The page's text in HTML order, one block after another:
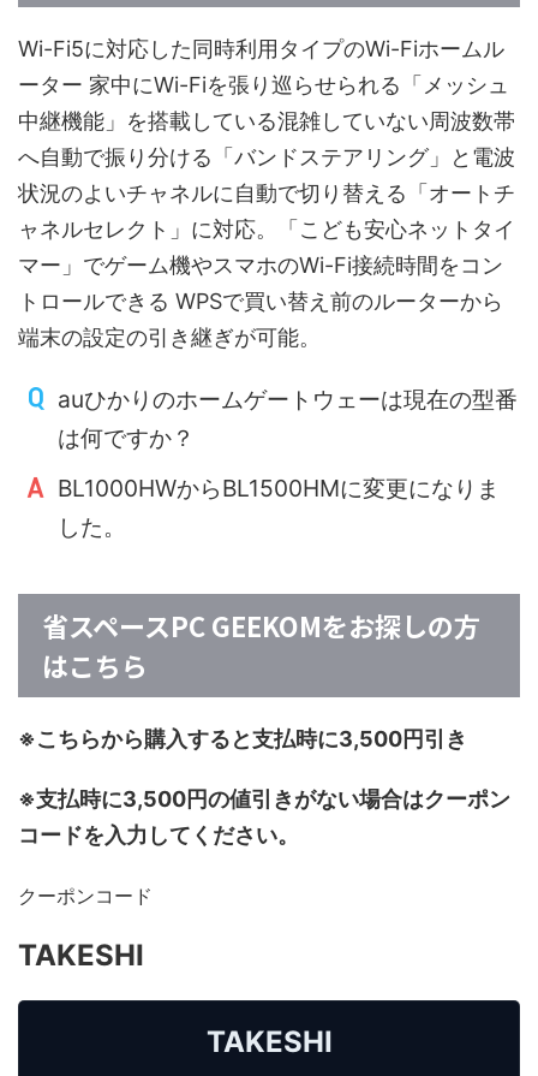
Wi-Fi5に対応した同時利用タイプのWi-Fiホームル
ーター 家中にWi-Fiを張り巡らせられる「メッシュ
中継機能」を搭載している混雑していない周波数帯
へ自動で振り分ける「バンドステアリング」と電波
状況のよいチャネルに自動で切り替える「オートチ
ャネルセレクト」に対応。「こども安心ネットタイ
マー」でゲーム機やスマホのWi-Fi接続時間をコン
トロールできる WPSで買い替え前のルーターから
端末の設定の引き継ぎが可能。
auひかりのホームゲートウェーは現在の型番
は何ですか？
BL1000HWからBL1500HMに変更になりま
した。
省スペースPC GEEKOMをお探しの方
はこちら
※こちらから購入すると支払時に3,500円引き
※支払時に3,500円の値引きがない場合はクーポン
コードを入力してください。
クーポンコード
TAKESHI
TAKESHI